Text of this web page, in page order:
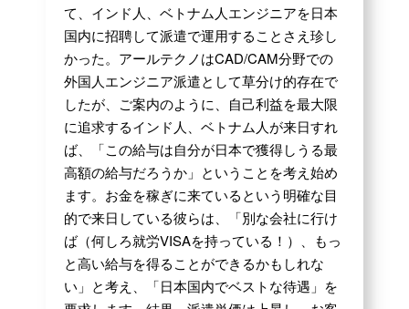
て、インド人、ベトナム人エンジニアを日本
国内に招聘して派遣で運用することさえ珍し
かった。アールテクノはCAD/CAM分野での
外国人エンジニア派遣として草分け的存在で
したが、ご案内のように、自己利益を最大限
に追求するインド人、ベトナム人が来日すれ
ば、「この給与は自分が日本で獲得しうる最
高額の給与だろうか」ということを考え始め
ます。お金を稼ぎに来ているという明確な目
的で来日している彼らは、「別な会社に行け
ば（何しろ就労VISAを持っている！）、もっ
と高い給与を得ることができるかもしれな
い」と考え、「日本国内でベストな待遇」を